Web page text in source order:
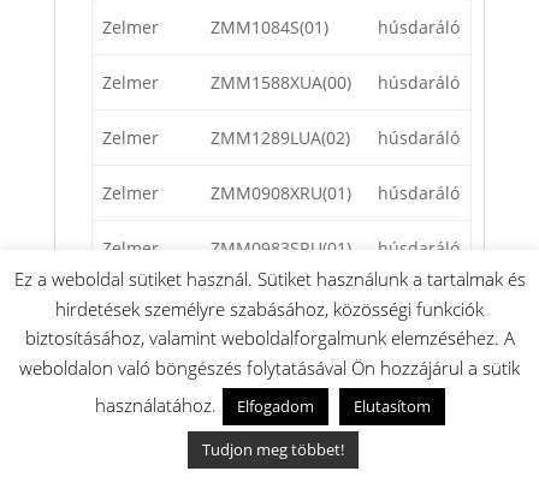
Zelmer ZMM1084S(01) húsdaráló
Zelmer ZMM1588XUA(00) húsdaráló
Zelmer ZMM1289LUA(02) húsdaráló
Zelmer ZMM0908XRU(01) húsdaráló
Zelmer ZMM0983SRU(01) húsdaráló
Zelmer ZMM1184X(00) húsdaráló
Zelmer ZMM1585S(00) húsdaráló
Zelmer ZMM1084IUA(00) húsdaráló
ZMM1283LRU(00)
Ez a weboldal sütiket használ. Sütiket használunk a tartalmak és
hirdetések személyre szabásához, közösségi funkciók
biztosításához, valamint weboldalforgalmunk elemzéséhez. A
weboldalon való böngészés folytatásával Ön hozzájárul a sütik
használatához.
Elfogadom
Elutasítom
Tudjon meg többet!